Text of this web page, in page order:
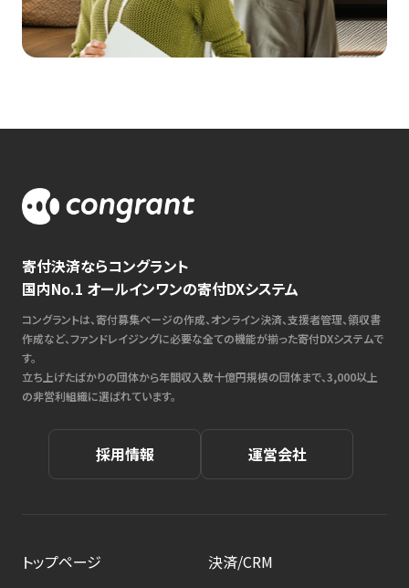
寄付決済ならコングラント
国内No.1 オールインワンの寄付DXシステム
コングラントは、寄付募集ページの作成、オンライン決済、支援者管理、領収書
作成など、ファンドレイジングに必要な全ての機能が揃った寄付DXシステムで
す。
立ち上げたばかりの団体から年間収入数十億円規模の団体まで、3,000以上
の非営利組織に選ばれています。
採用情報 運営会社
トップページ
決済/CRM